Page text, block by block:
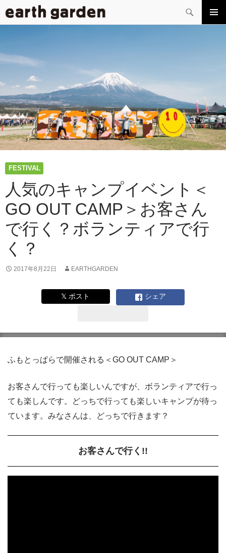
索
コ
ン
ツ
ス
キ
ッ
プ
FESTIVAL
人気のキャンプイベント＜
GO OUT CAMP＞お客さん
で行く？ボランティアで行
く？
2017年8月22日 EARTHGARDEN
𝕏 ポスト シェア
ふもとっぱらで開催される＜GO OUT CAMP＞
お客さんで行っても楽しいんですが、ボランティアで行っ
ても楽しんです。どっちで行っても楽しいキャンプが待っ
ています。みなさんは、どっちで行きます？
お客さんで行く!!